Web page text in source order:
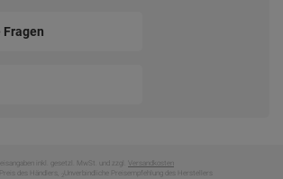
Fragen
inkl. gesetzl. MwSt. und zzgl. Versandkosten
des Händlers, Unverbindliche Preisempfehlung des Herstellers